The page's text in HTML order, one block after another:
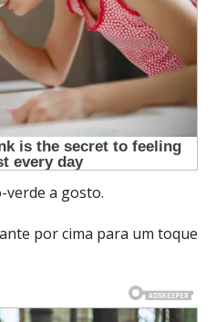
verde a gosto.
por cima para um toque